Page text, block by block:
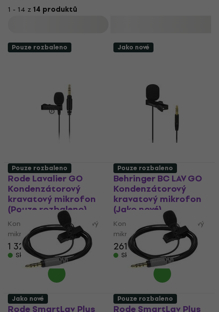
1 - 14 z 14 produktů
Pouze rozbaleno
Rode Lavalier GO
Kondenzátorový
kravatový mikrofon
(Pouze rozbaleno)
Kondenzátorový kravatový
mikrofon
1 320 Kč
Skladem
Jako nové
Behringer BC LAV GO
Kondenzátorový
kravatový mikrofon
(Jako nové)
Kondenzátorový kravatový
mikrofon
261 Kč 299 Kč
Skladem
Pouze rozbaleno Pouze rozbaleno
Jako nové Pouze rozbaleno